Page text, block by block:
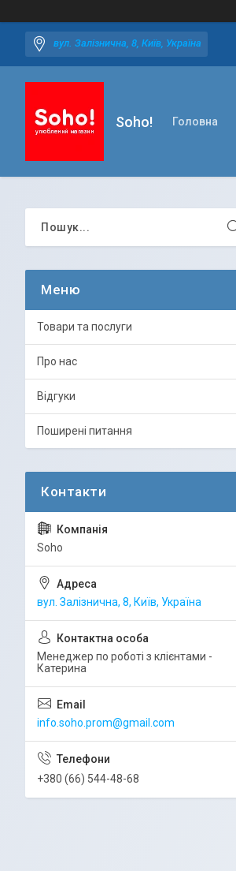
вул. Залізнична, 8, Київ, Україна
Soho! Головна
Товари та послуги
Про нас
Відгуки
Поширені питання
Soho
вул. Залізнична, 8, Київ, Україна
Менеджер по роботі з клієнтами -
Катерина
info.soho.prom@gmail.com
+380 (66) 544-48-68